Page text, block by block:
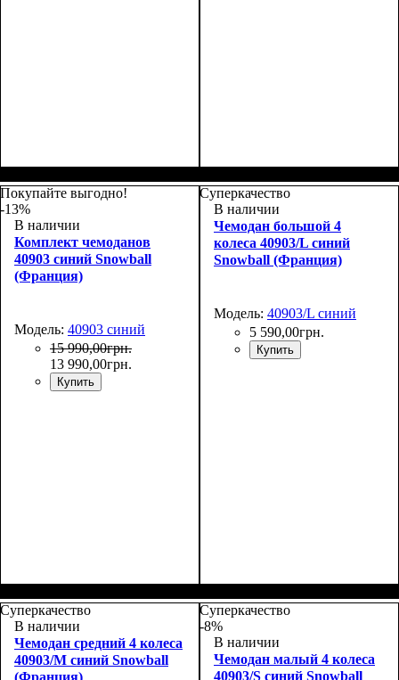
67х44х27+5
55х38х24+5
Покупайте выгодно!
-13%
В наличии
Комплект чемоданов
40903 синий Snowball
(Франция)
Модель: 40903 синий
15 990,00грн.
13 990,00грн.
Купить
Суперкачество
В наличии
Чемодан большой 4
колеса 40903/L синий
Snowball (Франция)
Модель: 40903/L синий
5 590,00грн.
Купить
77х51х31+5
Суперкачество
В наличии
Чемодан средний 4 колеса
40903/M синий Snowball
Суперкачество
-8%
В наличии
Чемодан малый 4 колеса
40903/S синий Snowball